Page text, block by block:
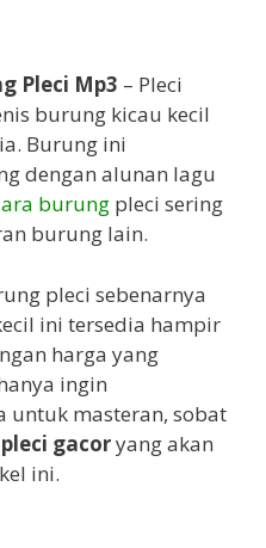
Pleci Mp3 – Pleci
burung kicau kecil
Burung ini
dengan alunan lagu
burung pleci sering
burung lain.
pleci sebenarnya
ini tersedia hampir
harga yang
ingin
untuk masteran, sobat
gacoryang akan
ini.